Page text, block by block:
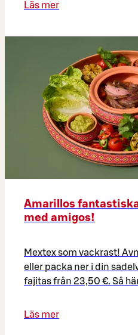
Läs mer
Amarillos
med amigos!
Mextex som vackrast!
eller packa ner i din
fajitas från 23,50 €. Så
Läs mer